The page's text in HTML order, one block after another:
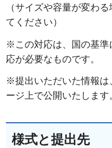
（サイズや容量が変わ
てください）
※この対応は、国の基準
応が必要なものです。
※提出いただいた情報は
ージ上で公開いたします
様式と提出先